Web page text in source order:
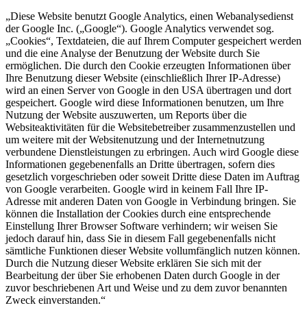
„Diese Website benutzt Google Analytics, einen Webanalysedienst
der Google Inc. („Google“). Google Analytics verwendet sog.
„Cookies“, Textdateien, die auf Ihrem Computer gespeichert werden
und die eine Analyse der Benutzung der Website durch Sie
ermöglichen. Die durch den Cookie erzeugten Informationen über
Ihre Benutzung dieser Website (einschließlich Ihrer IP-Adresse)
wird an einen Server von Google in den USA übertragen und dort
gespeichert. Google wird diese Informationen benutzen, um Ihre
Nutzung der Website auszuwerten, um Reports über die
Websiteaktivitäten für die Websitebetreiber zusammenzustellen und
um weitere mit der Websitenutzung und der Internetnutzung
verbundene Dienstleistungen zu erbringen. Auch wird Google diese
Informationen gegebenenfalls an Dritte übertragen, sofern dies
gesetzlich vorgeschrieben oder soweit Dritte diese Daten im Auftrag
von Google verarbeiten. Google wird in keinem Fall Ihre IP-
Adresse mit anderen Daten von Google in Verbindung bringen. Sie
können die Installation der Cookies durch eine entsprechende
Einstellung Ihrer Browser Software verhindern; wir weisen Sie
jedoch darauf hin, dass Sie in diesem Fall gegebenenfalls nicht
sämtliche Funktionen dieser Website vollumfänglich nutzen können.
Durch die Nutzung dieser Website erklären Sie sich mit der
Bearbeitung der über Sie erhobenen Daten durch Google in der
zuvor beschriebenen Art und Weise und zu dem zuvor benannten
Zweck einverstanden.“